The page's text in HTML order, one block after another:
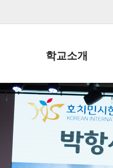
학교소개
학교장인사말
학생회장인사말
학교상징